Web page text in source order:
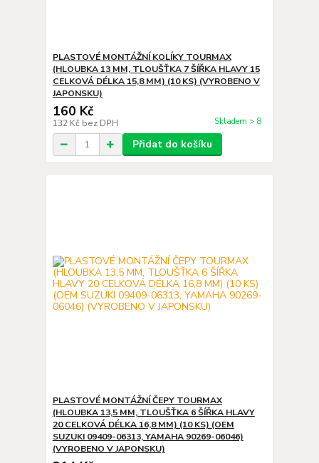
PLASTOVÉ MONTÁŽNÍ KOLÍKY TOURMAX
(HLOUBKA 13 MM, TLOUŠŤKA 7 ŠÍŘKA HLAVY 15
CELKOVÁ DÉLKA 15,8 MM) (10 KS) (VYROBENO V
JAPONSKU)
160 Kč
132 Kč bez DPH Skladem > 8
Přidat do košíku
PLASTOVÉ MONTÁŽNÍ ČEPY TOURMAX
(HLOUBKA 13,5 MM, TLOUŠŤKA 6 ŠÍŘKA HLAVY
20 CELKOVÁ DÉLKA 16,8 MM) (10 KS) (OEM
SUZUKI 09409-06313, YAMAHA 90269-06046)
(VYROBENO V JAPONSKU)